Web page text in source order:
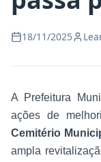
18/11/2025
A Prefeitura
ações de
Cemitério
ampla